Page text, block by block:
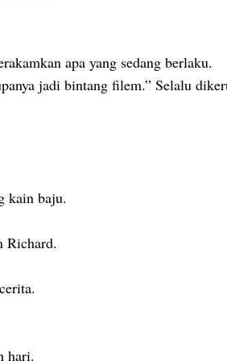
apa yang sedang berlaku.
jadi bintang filem.” Selalu
kain baju.
Richard.
hari.